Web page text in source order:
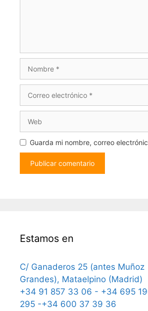
electrónico
Guarda mi nombre, correo
Estamos en
C/ Ganaderos 25 (antes Muñoz
Grandes), Mataelpino (Madrid)
+34 91 857 33 06 - +34 695
295 -+34 600 37 39 36